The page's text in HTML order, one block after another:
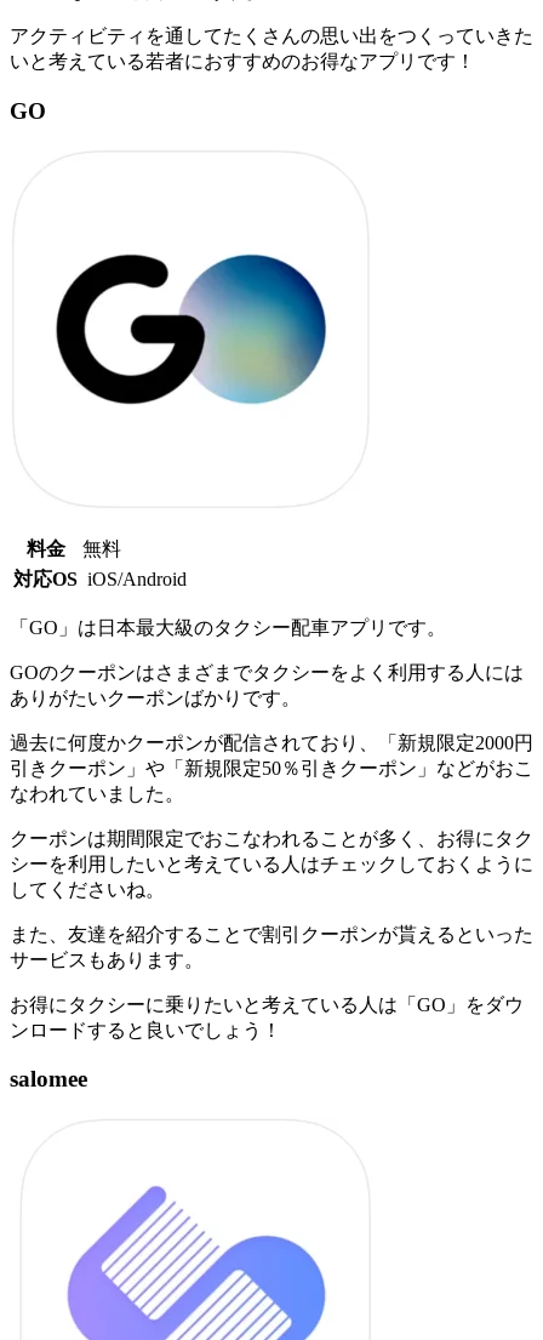
アクティビティを通してたくさんの思い出をつくっていきた
いと考えている若者におすすめのお得なアプリです！
GO
料金
無料
対応OS iOS/Android
「GO」は日本最大級のタクシー配車アプリです。
GOのクーポンはさまざまでタクシーをよく利用する人には
ありがたいクーポンばかりです。
過去に何度かクーポンが配信されており、「新規限定2000円
引きクーポン」や「新規限定50％引きクーポン」などがおこ
なわれていました。
クーポンは期間限定でおこなわれることが多く、お得にタク
シーを利用したいと考えている人はチェックしておくように
してくださいね。
また、友達を紹介することで割引クーポンが貰えるといった
サービスもあります。
お得にタクシーに乗りたいと考えている人は「GO」をダウ
ンロードすると良いでしょう！
salomee